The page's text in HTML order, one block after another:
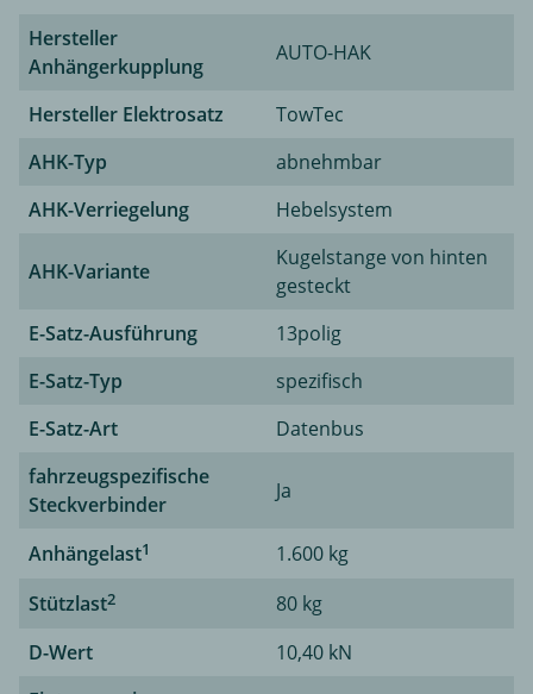
Hersteller
Anhängerkupplung
AUTO-HAK
Hersteller Elektrosatz
TowTec
AHK-Typ
abnehmbar
AHK-Verriegelung
Hebelsystem
AHK-Variante
Kugelstange von hinten
gesteckt
E-Satz-Ausführung
13polig
E-Satz-Typ
spezifisch
E-Satz-Art
Datenbus
fahrzeugspezifische
Steckverbinder
Ja
Anhängelast1
1.600 kg
Stützlast2
80 kg
D-Wert
10,40 kN